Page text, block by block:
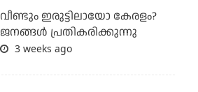
വീണ്ടും ഇരുട്ടിലായോ കേരളം?
ജനങ്ങൾ പ്രതികരിക്കുന്നു
3 weeks ago